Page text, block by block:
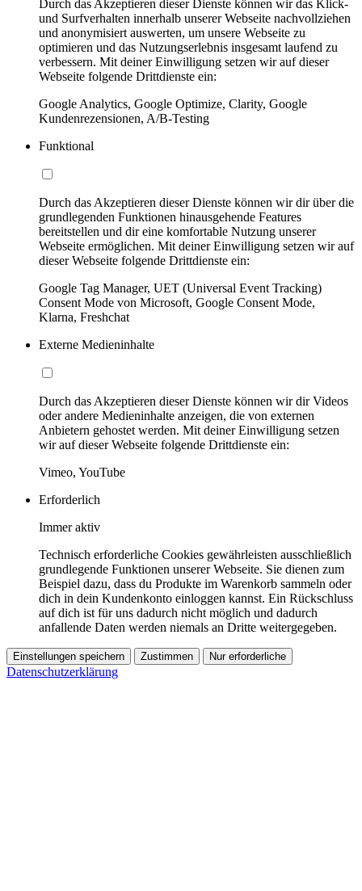
Durch das Akzeptieren dieser Dienste können wir das Klick-
und Surfverhalten innerhalb unserer Webseite nachvollziehen
und anonymisiert auswerten, um unsere Webseite zu
optimieren und das Nutzungserlebnis insgesamt laufend zu
verbessern. Mit deiner Einwilligung setzen wir auf dieser
Webseite folgende Drittdienste ein:
Google Analytics, Google Optimize, Clarity, Google
Kundenrezensionen, A/B-Testing
Funktional
Durch das Akzeptieren dieser Dienste können wir dir über die
grundlegenden Funktionen hinausgehende Features
bereitstellen und dir eine komfortable Nutzung unserer
Webseite ermöglichen. Mit deiner Einwilligung setzen wir auf
dieser Webseite folgende Drittdienste ein:
Google Tag Manager, UET (Universal Event Tracking)
Consent Mode von Microsoft, Google Consent Mode,
Klarna, Freshchat
Externe Medieninhalte
Durch das Akzeptieren dieser Dienste können wir dir Videos
oder andere Medieninhalte anzeigen, die von externen
Anbietern gehostet werden. Mit deiner Einwilligung setzen
wir auf dieser Webseite folgende Drittdienste ein:
Vimeo, YouTube
Erforderlich
Immer aktiv
Technisch erforderliche Cookies gewährleisten ausschließlich
grundlegende Funktionen unserer Webseite. Sie dienen zum
Beispiel dazu, dass du Produkte im Warenkorb sammeln oder
dich in dein Kundenkonto einloggen kannst. Ein Rückschluss
auf dich ist für uns dadurch nicht möglich und dadurch
anfallende Daten werden niemals an Dritte weitergegeben.
Einstellungen speichern Zustimmen Nur erforderliche
Datenschutzerklärung